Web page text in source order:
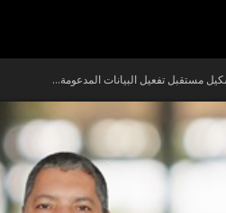
Tribune